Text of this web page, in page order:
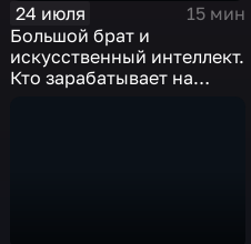
24 июля
15 мин
Большой брат и
искусственный интеллект.
Кто зарабатывает на